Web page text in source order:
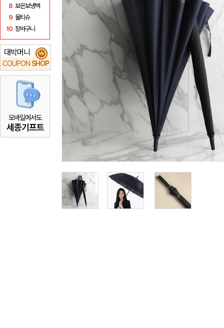
8 보온보냉백
9 물티슈
10 장바구니
대박머니
COUPON SHOP
₩
모바일에서도
세종기프트